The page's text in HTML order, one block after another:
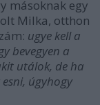
másoknak egy
Milka, otthon
ugye kell a
bevegyen a
utálok, de ha
úgyhogy